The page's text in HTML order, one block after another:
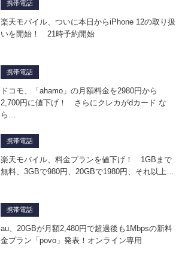
携帯電話
楽天モバイル、ついに本日からiPhone 12の取り扱
いを開始！ 21時予約開始
携帯電話
ドコモ、「ahamo」の月額料金を2980円から
2,700円に値下げ！ さらにクレカがdカード な
ら…
携帯電話
楽天モバイル、料金プランを値下げ！ 1GBまで
無料、3GBで980円、20GBで1980円、それ以上…
携帯電話
au、20GBが月額2,480円で超過後も1Mbpsの新料
金プラン「povo」発表！オンライン専用